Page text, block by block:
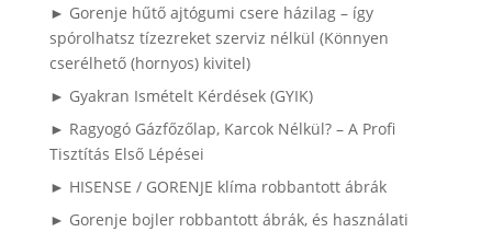
► Gorenje hűtő ajtógumi csere házilag – így
spórolhatsz tízezreket szerviz nélkül (Könnyen
cserélhető (hornyos) kivitel)
► Gyakran Ismételt Kérdések (GYIK)
► Ragyogó Gázfőzőlap, Karcok Nélkül? – A Profi
Tisztítás Első Lépései
► HISENSE / GORENJE klíma robbantott ábrák
► Gorenje bojler robbantott ábrák, és használati